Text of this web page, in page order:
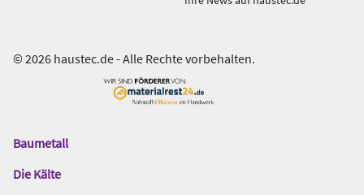
© 2026 haustec.de - Alle Rechte vorbehalten.
Das
Gentner
Baumetall
Die Kälte